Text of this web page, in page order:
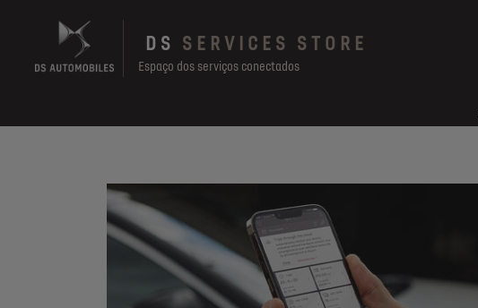
content
DS SERVICES STORE
Espaço dos serviços conectados
Main